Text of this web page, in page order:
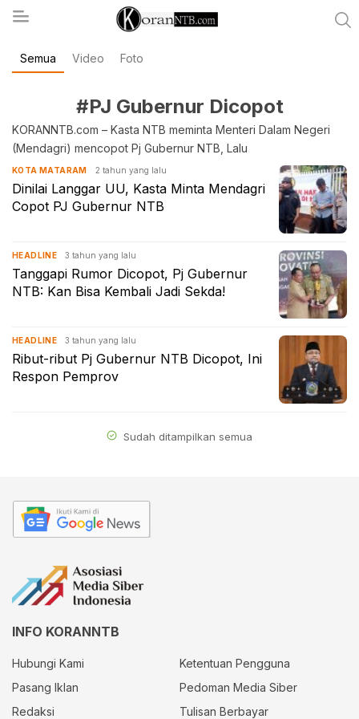
koranntb.com
Semua Video Foto
#PJ Gubernur Dicopot
KORANNTB.com – Kasta NTB meminta Menteri Dalam Negeri
(Mendagri) mencopot Pj Gubernur NTB, Lalu
KOTA MATARAM 2 tahun yang lalu
Dinilai Langgar UU, Kasta Minta Mendagri
Copot PJ Gubernur NTB
HEADLINE 3 tahun yang lalu
Tanggapi Rumor Dicopot, Pj Gubernur
NTB: Kan Bisa Kembali Jadi Sekda!
HEADLINE 3 tahun yang lalu
Ribut-ribut Pj Gubernur NTB Dicopot, Ini
Respon Pemprov
Sudah ditampilkan semua
INFO KORANNTB
Hubungi Kami
Ketentuan Pengguna
Pasang Iklan
Pedoman Media Siber
Redaksi
Tulisan Berbayar